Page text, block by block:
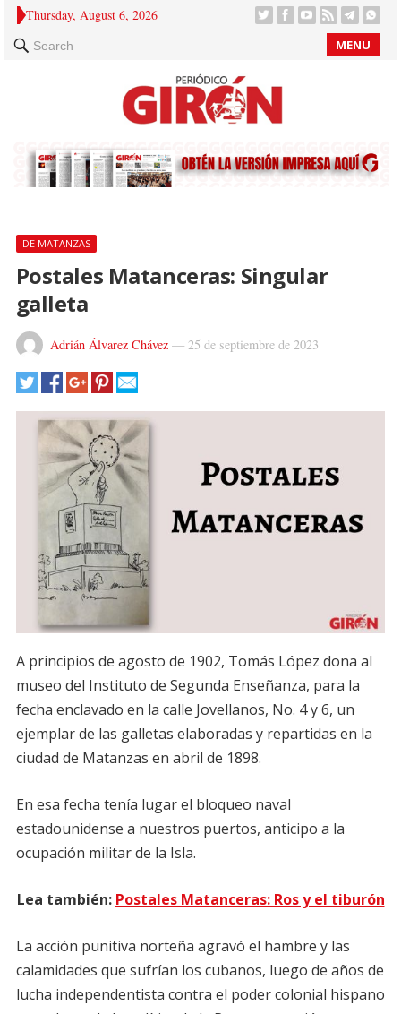
Thursday, August 6, 2026
Search MENU
DE MATANZAS
Postales Matanceras: Singular
galleta
Adrián Álvarez Chávez— 25 de septiembre de 2023
A principios de agosto de 1902, Tomás López dona al
museo del Instituto de Segunda Enseñanza, para la
fecha enclavado en la calle Jovellanos, No. 4 y 6, un
ejemplar de las galletas elaboradas y repartidas en la
ciudad de Matanzas en abril de 1898.
En esa fecha tenía lugar el bloqueo naval
estadounidense a nuestros puertos, anticipo a la
ocupación militar de la Isla.
Lea también: Postales Matanceras: Ros y el tiburón
La acción punitiva norteña agravó el hambre y las
calamidades que sufrían los cubanos, luego de años de
lucha independentista contra el poder colonial hispano